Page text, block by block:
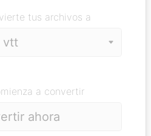
tus archivos a
a convertir
ahora